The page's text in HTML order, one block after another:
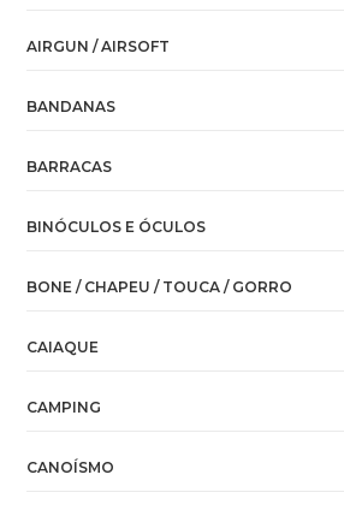
AIRGUN / AIRSOFT
BANDANAS
BARRACAS
BINÓCULOS E ÓCULOS
BONE / CHAPEU / TOUCA / GORRO
CAIAQUE
CAMPING
CANOÍSMO